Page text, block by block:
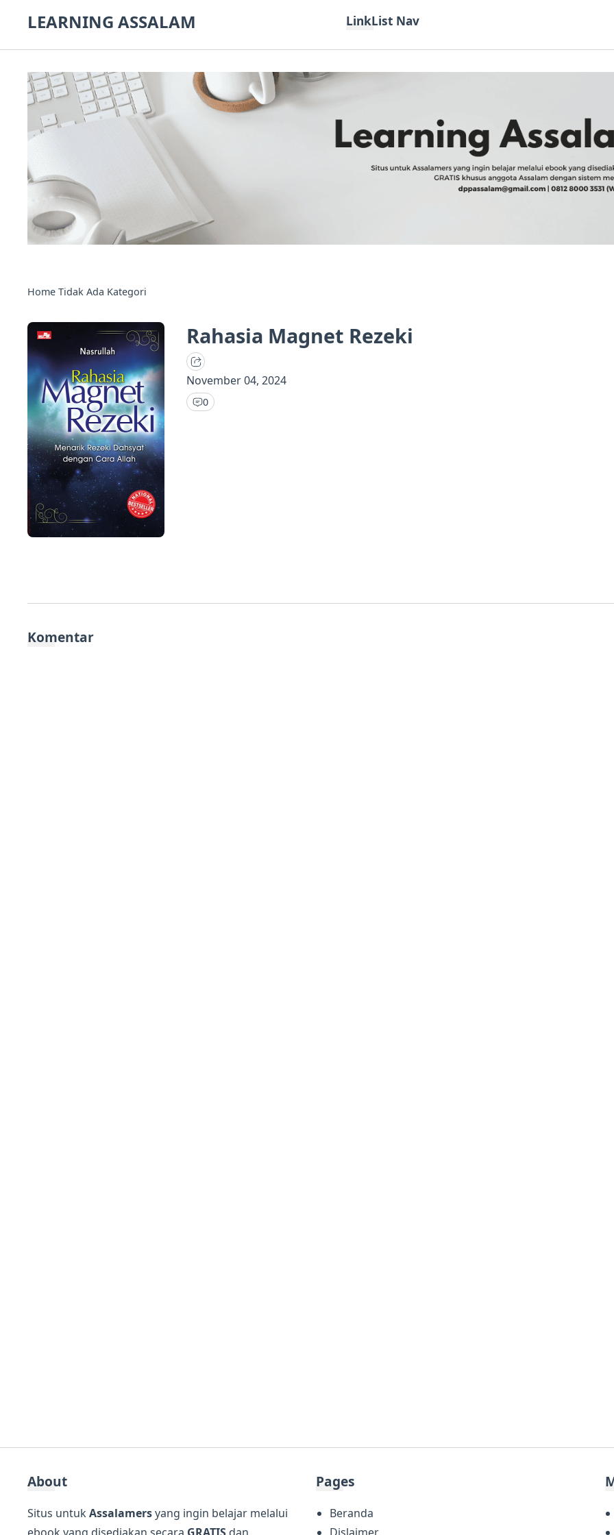
LEARNING ASSALAM LinkList Nav
Home Tidak Ada Kategori
Rahasia Magnet Rezeki
November 04, 2024
0
Komentar
About
Situs untukAssalamersyang ingin belajar melalui
Pages
Beranda